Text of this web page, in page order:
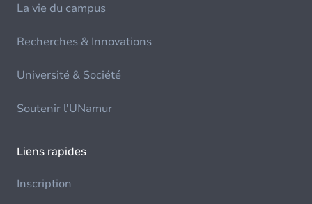
La vie du campus
Recherches & Innovations
Université & Société
Soutenir l'UNamur
Liens rapides
Inscription